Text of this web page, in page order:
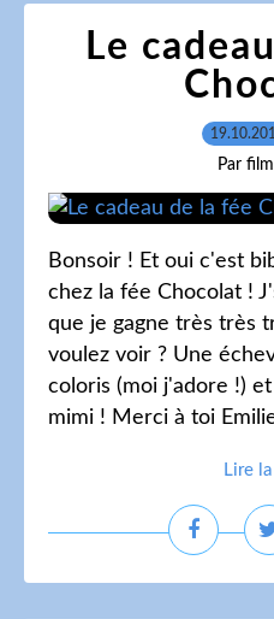
Le
Par
Bonsoir ! Et oui c'est
chez la fée Chocolat !
que je gagne très très
voulez voir ? Une
coloris (moi j'adore !)
mimi ! Merci à toi
Lire